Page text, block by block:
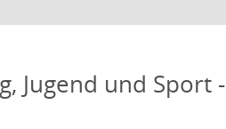
Jugend und Sport -